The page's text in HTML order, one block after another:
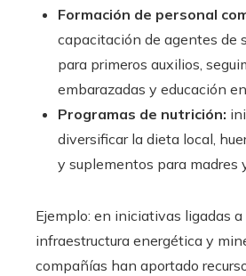
Formación de personal
capacitación de agentes de
para primeros auxilios,
embarazadas y educación
Programas de nutrición:
diversificar la dieta local,
y suplementos para madres
Ejemplo: en iniciativas ligadas a
infraestructura energética y
compañías han aportado